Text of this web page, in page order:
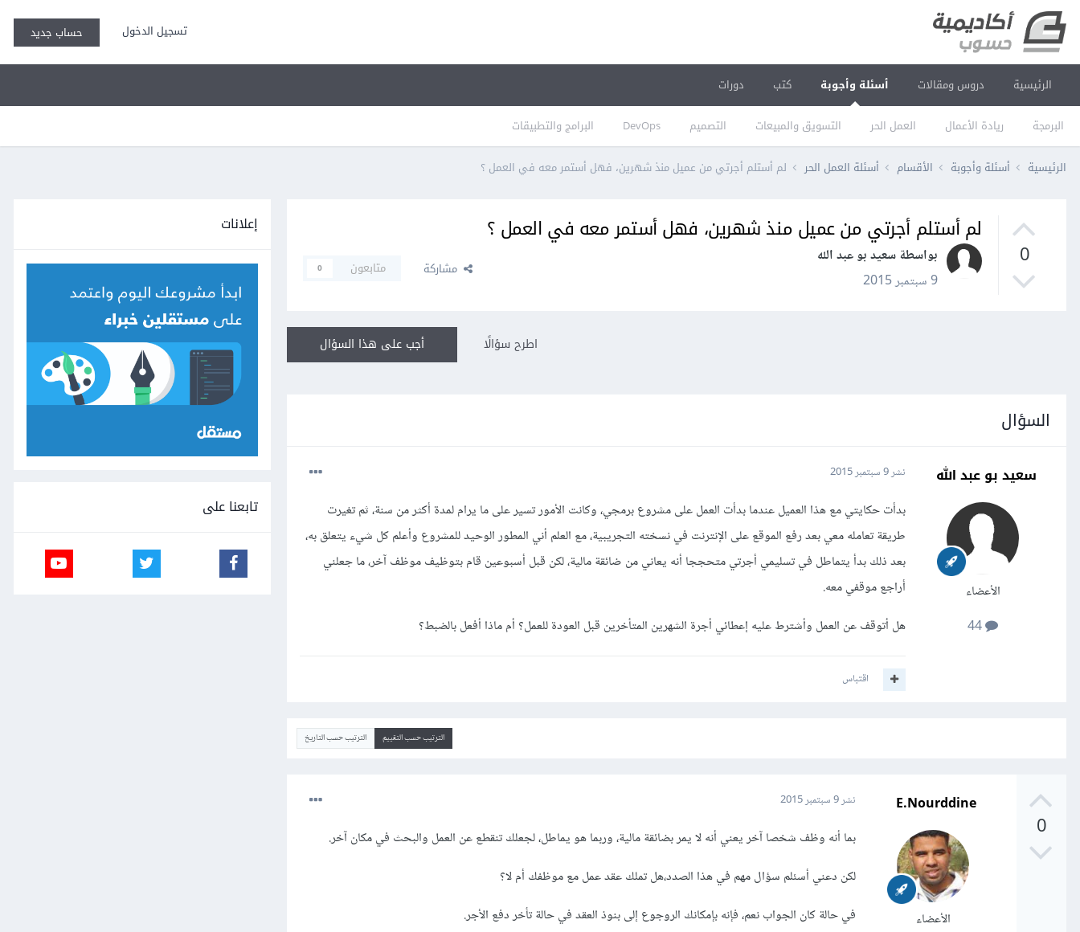
تسجيل الدخول حساب جديد
الرئيسية دروس ومقالات أسئلة وأجوبة
البرمجة ريادة الأعمال العمل الحر التسويق والمبيعات التصميم DevOps البرامج والتطبيقات
كتب دورات
الرئيسية أسئلة وأجوبة الأقسام أسئلة العمل الحر لم أستلم أجرتي من عميل منذ شهرين، فهل أستمر معه في العمل ؟
0
لم أستلم أجرتي من عميل منذ شهرين، فهل أستمر معه في العمل ؟
بواسطة سعيد بو عبد الله
9 سبتمبر 2015
مشاركة متابعون 0
أجب على هذا السؤال اطرح سؤالًا
السؤال
سعيد بو عبد الله
الأعضاء
نشر9 سبتمبر 2015
بدأت حكايتي مع هذا العميل عندما بدأت العمل على مشروع برمجي، وكانت الأمور تسير على ما يرام لمدة أكثر من سنة، ثم تغيرت
طريقة تعامله معي بعد رفع الموقع على الإنترنت في نسخته التجريبية، مع العلم أني المطور الوحيد للمشروع وأعلم كل شيء يتعلق به،
بعد ذلك بدأ يتماطل في تسليمي أجرتي متحججا أنه يعاني من ضائقة مالية، لكن قبل أسبوعين قام بتوظيف موظف آخر، ما جعلني
أراجع موقفي معه.
هل أتوقف عن العمل وأشترط عليه إعطائي أجرة الشهرين المتأخرين قبل العودة للعمل؟ أم ماذا أفعل بالضبط؟
اقتباس
الترتيب حسب التقييم الترتيب حسب التاريخ
0
E.Nourddine
الأعضاء
نشر9 سبتمبر 2015
بما أنه وظف شخصا آخر يعني أنه لا يمر بضائقة مالية، وربما هو يماطل، لجعلك تنقطع عن العمل والبحث في مكان آخر.
لكن دعني أسئلم سؤال مهم في هذا الصدد،هل تملك عقد عمل مع موظفك أم لا؟
في حالة كان الجواب نعم، فإنه بإمكانك الروجوع إلى بنوذ العقد في حالة تأخر دفع الأجر.
إعلانات
تابعنا على